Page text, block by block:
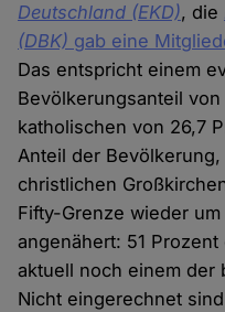
Deutschland (EKD), die
(DBK) gab eine
Das entspricht einem
Bevölkerungsanteil
katholischen von 26,7
Anteil der
christlichen
Fifty-Grenze wieder
angenähert: 51
aktuell noch einem der
Nicht eingerechnet